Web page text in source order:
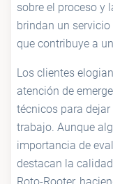
sobre el proceso y
brindan un
que contribuye a
Los clientes
atención de
técnicos para dejar
trabajo. Aunque
importancia de
destacan la